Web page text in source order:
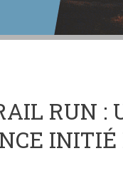
RUN :
INITIÉ